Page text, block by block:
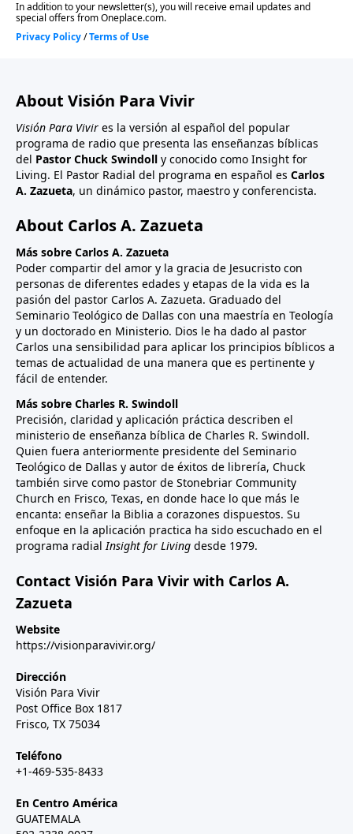
About Visión Para Vivir
Visión Para Vivir es la versión al español del popular
programa de radio que presenta las enseñanzas bíblicas
del Pastor Chuck Swindoll y conocido como Insight for
Living. El Pastor Radial del programa en español es Carlos
A. Zazueta, un dinámico pastor, maestro y conferencista.
About Carlos A. Zazueta
Más sobre Carlos A. Zazueta
Poder compartir del amor y la gracia de Jesucristo con
personas de diferentes edades y etapas de la vida es la
pasión del pastor Carlos A. Zazueta. Graduado del
Seminario Teológico de Dallas con una maestría en Teología
y un doctorado en Ministerio. Dios le ha dado al pastor
Carlos una sensibilidad para aplicar los principios bíblicos a
temas de actualidad de una manera que es pertinente y
fácil de entender.
Más sobre Charles R. Swindoll
Precisión, claridad y aplicación práctica describen el
ministerio de enseñanza bíblica de Charles R. Swindoll.
Quien fuera anteriormente presidente del Seminario
Teológico de Dallas y autor de éxitos de librería, Chuck
también sirve como pastor de Stonebriar Community
Church en Frisco, Texas, en donde hace lo que más le
encanta: enseñar la Biblia a corazones dispuestos. Su
enfoque en la aplicación practica ha sido escuchado en el
programa radial Insight for Living desde 1979.
Contact Visión Para Vivir with Carlos A.
Zazueta
Website
https://visionparavivir.org/
Dirección
Visión Para Vivir
Post Office Box 1817
Frisco, TX 75034
Teléfono
+1-469-535-8433
En Centro América
GUATEMALA